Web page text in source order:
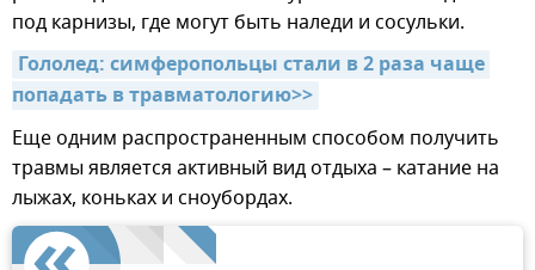
под карнизы, где могут быть наледи и сосульки.
Гололед: симферопольцы стали в 2 раза чаще
попадать в травматологию>>
Еще одним распространенным способом получить
травмы является активный вид отдыха – катание на
лыжах, коньках и сноубордах.